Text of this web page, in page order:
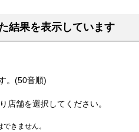
結果を表示しています
。(50音順)
店舗を選択してください。
きません。